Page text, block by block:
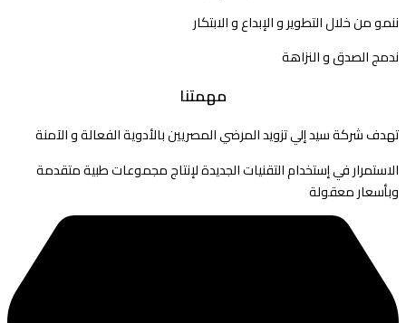
ننمو من خلال التطوير و الإبداع و الابتكار
ندمج الصدق و النزاهة
مهمتنا
تهدف شركة سيد إلي تزويد المرضي المصريين بالأدوية الفعالة و الآمنة
الاستمرار في إستخدام التقنيات الجديدة لإنتاج مجموعات طبية متقدمة
وبأسعار معقولة